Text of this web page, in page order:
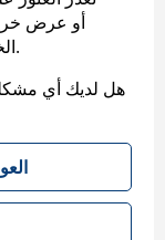
الخاصة بنا لمساعدتك في العثور على ما تريد.
هل لديك أي